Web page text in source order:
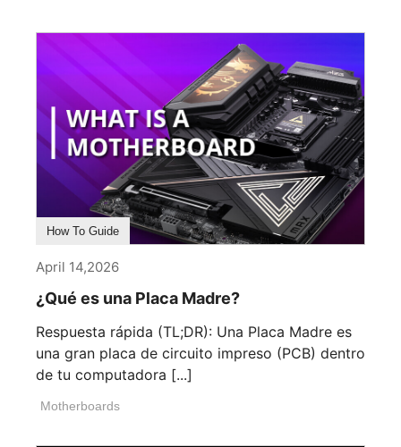
How To Guide
April 14,2026
¿Qué es una Placa Madre?
Respuesta rápida (TL;DR): Una Placa Madre es
una gran placa de circuito impreso (PCB) dentro
de tu computadora [...]
Motherboards